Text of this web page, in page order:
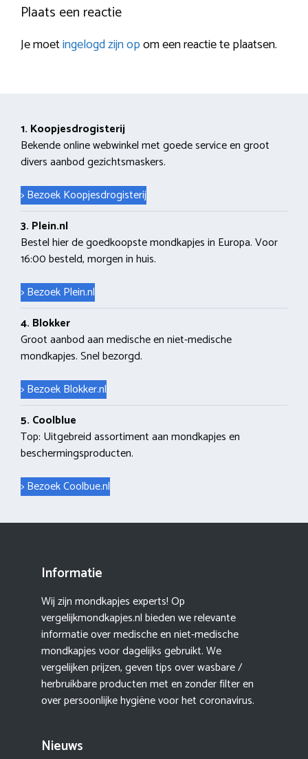
Plaats een reactie
Je moetingelogd zijn opom een reactie te plaatsen.
1. Koopjesdrogisterij
Bekende online webwinkel met goede service en groot
divers aanbod gezichtsmaskers.
> Bezoek Koopjesdrogisterij
3. Plein.nl
Bestel hier de goedkoopste mondkapjes in Europa. Voor
16:00 besteld, morgen in huis.
> Bezoek Plein.nl
4. Blokker
Groot aanbod aan medische en niet-medische
mondkapjes. Snel bezorgd.
> Bezoek Blokker.nl
5. Coolblue
Top: Uitgebreid assortiment aan mondkapjes en
beschermingsproducten.
> Bezoek Coolbue.nl
Informatie
Wij zijn mondkapjes experts! Op
vergelijkmondkapjes.nl bieden we relevante
informatie over medische en niet-medische
mondkapjes voor dagelijks gebruikt. We
vergelijken prijzen, geven tips over wasbare /
herbruikbare producten met en zonder filter en
over persoonlijke hygiëne voor het coronavirus.
Nieuws